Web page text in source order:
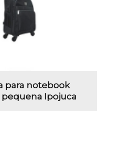
para notebook
Ipojuca